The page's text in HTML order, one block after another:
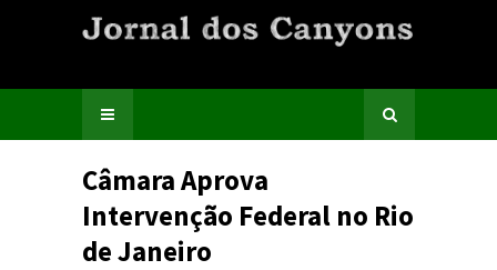
Câmara Aprova
Intervenção Federal no Rio
de Janeiro